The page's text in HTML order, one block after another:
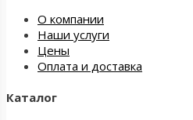
О компании
Наши услуги
Цены
Оплата и доставка
Каталог